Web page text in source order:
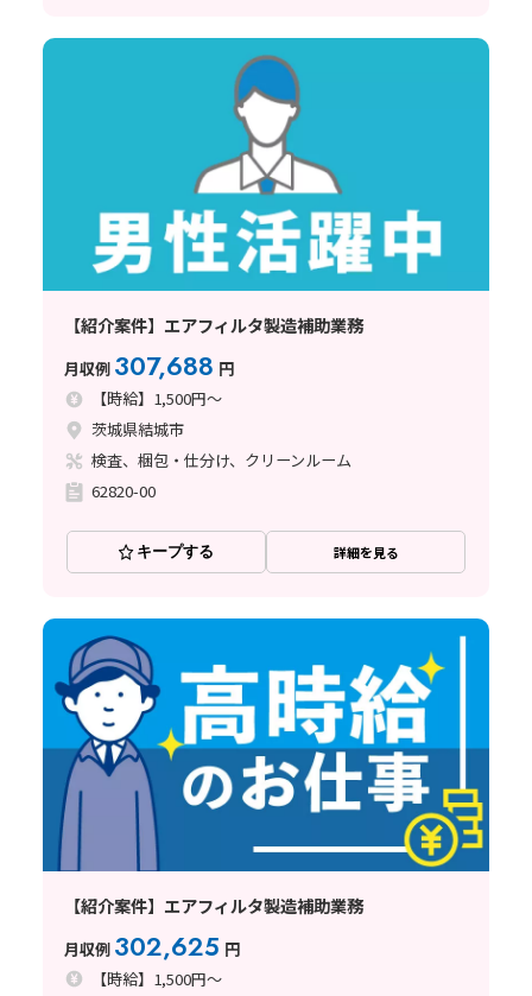
【紹介案件】エアフィルタ製造補助業務
月収例 307,688 円
【時給】1,500円～
茨城県結城市
検査、梱包・仕分け、クリーンルーム
62820-00
キープする 詳細を見る
【紹介案件】エアフィルタ製造補助業務
月収例 302,625 円
【時給】1,500円～